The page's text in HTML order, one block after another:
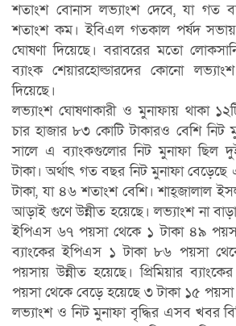
শতাংশ বোনাস লভ্যাংশ দেবে, যা গত
শতাংশ কম। ইবিএল গতকাল পর্ষদ
ঘোষণা দিয়েছে। বরাবরের মতো
ব্যাংক শেয়ারহোল্ডারদের কোনো
দিয়েছে।
লভ্যাংশ ঘোষণাকারী ও মুনাফায় থাকা
চার হাজার ৮৩ কোটি টাকারও বেশি নিট
সালে এ ব্যাংকগুলোর নিট মুনাফা ছিল
টাকা। অর্থাৎ গত বছর নিট মুনাফা
টাকা, যা ৪৬ শতাংশ বেশি। শাহ্‌জালাল
আড়াই গুণে উন্নীত হয়েছে। লভ্যাংশ না
ইপিএস ৬৭ পয়সা থেকে ১ টাকা ৪৯ পয়সা
ব্যাংকের ইপিএস ১ টাকা ৮৬ পয়সা
পয়সায় উন্নীত হয়েছে। প্রিমিয়ার
পয়সা থেকে বেড়ে হয়েছে ৩ টাকা ১৫
লভ্যাংশ ও নিট মুনাফা বৃদ্ধির এসব খবর